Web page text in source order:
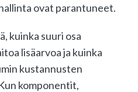
ovat parantuneet.
kuinka suuri osa
lisäarvoa ja kuinka
kustannusten
komponentit,